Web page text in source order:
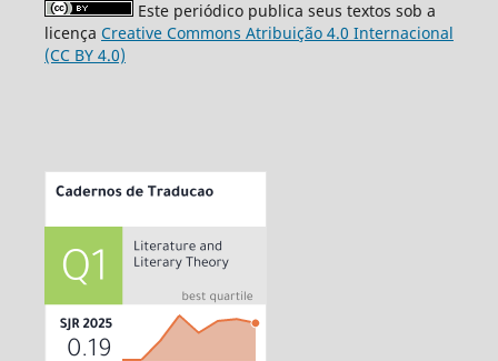
Este periódico publica seus textos sob a
licença Creative Commons Atribuição 4.0 Internacional
(CC BY 4.0)